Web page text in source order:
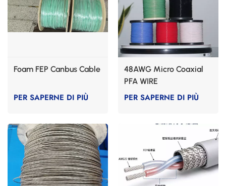
Foam FEP Canbus Cable
PER SAPERNE DI PIÙ
48AWG Micro Coaxial
PFA WIRE
PER SAPERNE DI PIÙ